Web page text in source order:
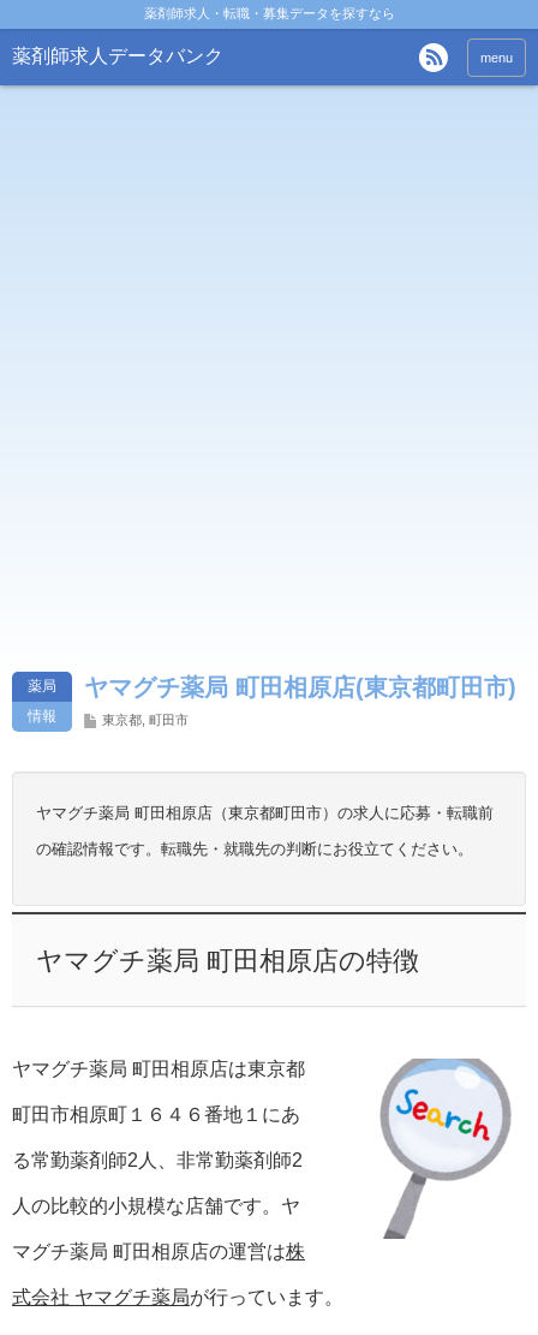
薬剤師求人・転職・募集データを探すなら
薬剤師求人データバンク menu
薬局
情報
ヤマグチ薬局 町田相原店(東京都町田市)
東京都 町田市
ヤマグチ薬局 町田相原店（東京都町田市）の求人に応募・転職前
の確認情報です。転職先・就職先の判断にお役立てください。
ヤマグチ薬局 町田相原店の特徴
ヤマグチ薬局 町田相原店は東京都
町田市相原町１６４６番地１にあ
る常勤薬剤師2人、非常勤薬剤師2
人の比較的小規模な店舗です。ヤ
マグチ薬局 町田相原店の運営は株
式会社 ヤマグチ薬局が行っています。